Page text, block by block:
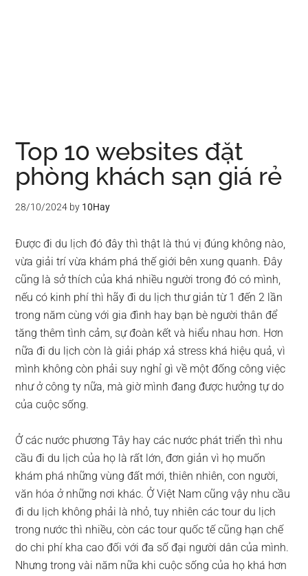
Top 10 websites đặt
phòng khách sạn giá rẻ
28/10/2024 by 10Hay
Được đi du lịch đó đây thì thật là thú vị đúng không nào,
vừa giải trí vừa khám phá thế giới bên xung quanh. Đây
cũng là sở thích của khá nhiều người trong đó có mình,
nếu có kinh phí thì hãy đi du lịch thư giản từ 1 đến 2 lần
trong năm cùng với gia đình hay bạn bè người thân để
tăng thêm tình cảm, sự đoàn kết và hiểu nhau hơn. Hơn
nữa đi du lịch còn là giải pháp xả stress khá hiệu quả, vì
mình không còn phải suy nghỉ gì về một đống công việc
như ở công ty nữa, mà giờ mình đang được hưởng tự do
của cuộc sống.
Ở các nước phương Tây hay các nước phát triển thì nhu
cầu đi du lịch của họ là rất lớn, đơn giản vì họ muốn
khám phá những vùng đất mới, thiên nhiên, con người,
văn hóa ở những nơi khác. Ở Việt Nam cũng vậy nhu cầu
đi du lịch không phải là nhỏ, tuy nhiên các tour du lịch
trong nước thì nhiều, còn các tour quốc tế cũng hạn chế
do chi phí kha cao đối với đa số đại người dân của mình.
Nhưng trong vài năm nữa khi cuộc sống của họ khá hơn